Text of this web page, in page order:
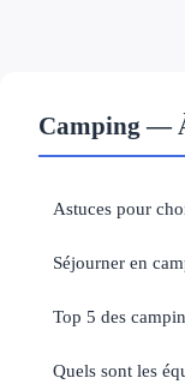
Camping —
Astuces pour
Séjourner en
Top 5 des
Quels sont les